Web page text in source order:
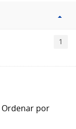
1
Ordenar por